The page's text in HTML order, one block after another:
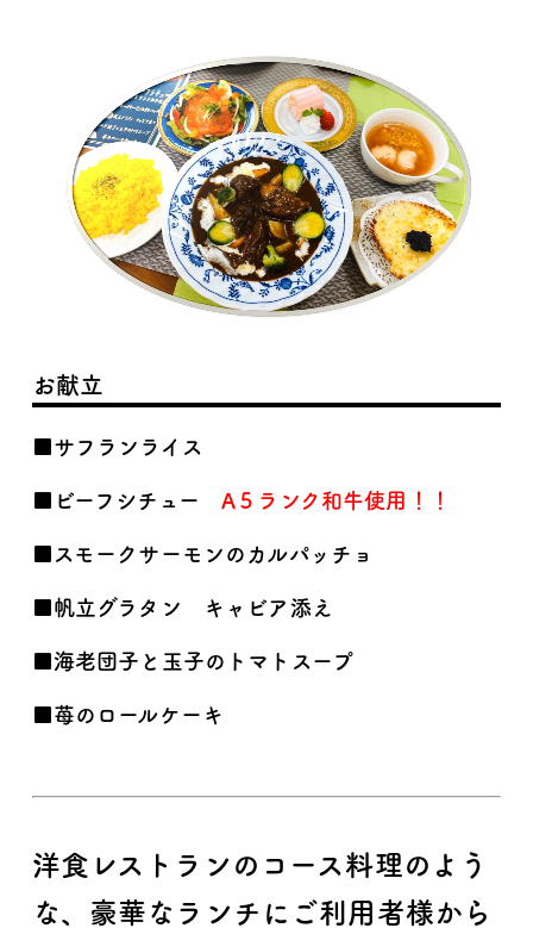
お献立
■サフランライス
■ビーフシチュー A５ランク和牛使用！！
■スモークサーモンのカルパッチョ
■帆立グラタン キャビア添え
■海老団子と玉子のトマトスープ
■苺のロールケーキ
洋食レストランのコース料理のよう
な、豪華なランチにご利用者様から